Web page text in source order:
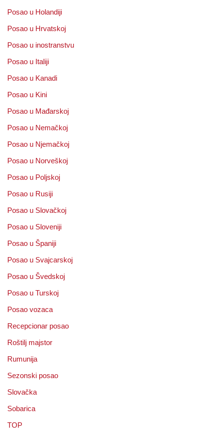
Posao u Holandiji
Posao u Hrvatskoj
Posao u inostranstvu
Posao u Italiji
Posao u Kanadi
Posao u Kini
Posao u Mađarskoj
Posao u Nemačkoj
Posao u Njemačkoj
Posao u Norveškoj
Posao u Poljskoj
Posao u Rusiji
Posao u Slovačkoj
Posao u Sloveniji
Posao u Španiji
Posao u Svajcarskoj
Posao u Švedskoj
Posao u Turskoj
Posao vozaca
Recepcionar posao
Roštilj majstor
Rumunija
Sezonski posao
Slovačka
Sobarica
TOP